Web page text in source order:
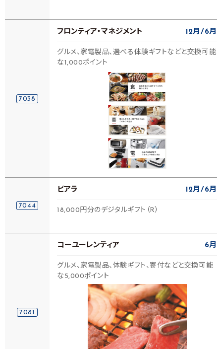
7038
フロンティア・マネジメント 12月 6月
グルメ、家電製品、選べる体験ギフトなどと交換可能
な1,000ポイント
7044
ピアラ 12月 6月
18,000円分のデジタルギフト（R）
7081
コーユーレンティア 6月
グルメ、家電製品、体験ギフト、寄付などと交換可能
な5,000ポイント